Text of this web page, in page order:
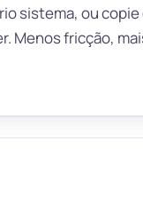
sistema, ou copie
Menos fricção,